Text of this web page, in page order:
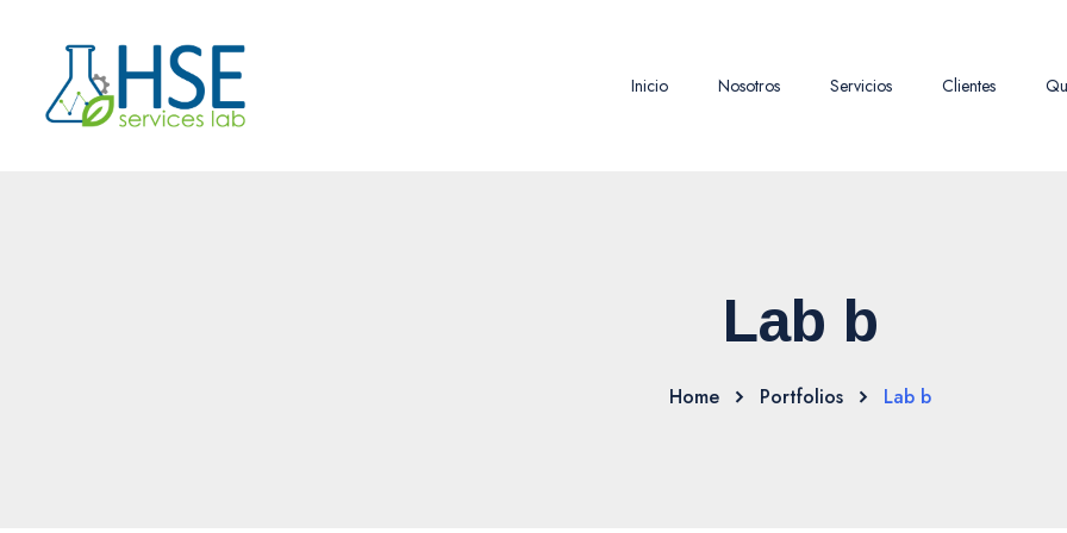
Inicio Nosotros Servicios Clientes
Lab b
Home Portfolios Lab b